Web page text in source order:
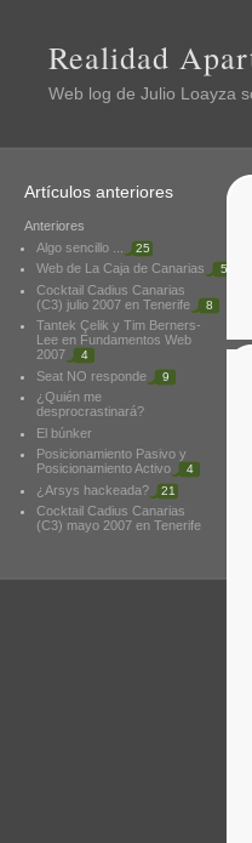
Realidad
Web log de Julio Loayza
Artículos anteriores
Anteriores
Algo sencillo ...
25
Web de La Caja de Canarias 5
Cocktail Cadius Canarias
(C3) julio 2007 en Tenerife
8
Tantek Çelik y Tim Berners-
Lee en Fundamentos Web
2007
4
Seat NO responde 9
¿Quién me
desprocrastinará?
El búnker
Posicionamiento Pasivo y
Posicionamiento Activo
4
¿Arsys hackeada? 21
Cocktail Cadius Canarias
(C3) mayo 2007 en Tenerife